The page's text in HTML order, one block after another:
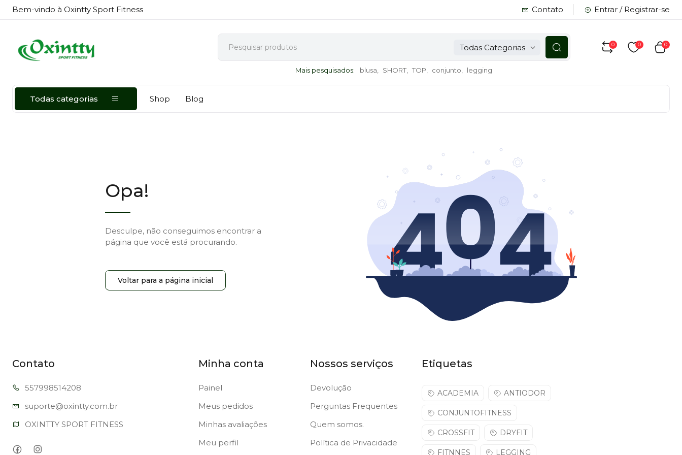
Bem-vindo à Oxintty Sport Fitness Contato Entrar / Registrar-se
Todas Categorias
Mais pesquisados: blusa, SHORT, TOP, conjunto, legging
0 0 0
Todas categorias Shop Blog
Opa!
Desculpe, não conseguimos encontrar a
página que você está procurando.
Voltar para a página inicial
Contato
557998514208
suporte@oxintty.com.br
OXINTTY SPORT FITNESS
Minha conta
Painel
Meus pedidos
Minhas avaliações
Meu perfil
Nossos serviços
Devolução
Perguntas Frequentes
Quem somos.
Política de Privacidade
Etiquetas
ACADEMIA ANTIODOR
CONJUNTOFITNESS
CROSSFIT DRYFIT
FITNNES LEGGING